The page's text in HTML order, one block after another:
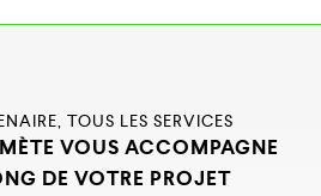
TOUS LES SERVICES
VOUS ACCOMPAGNE
DE VOTRE PROJET